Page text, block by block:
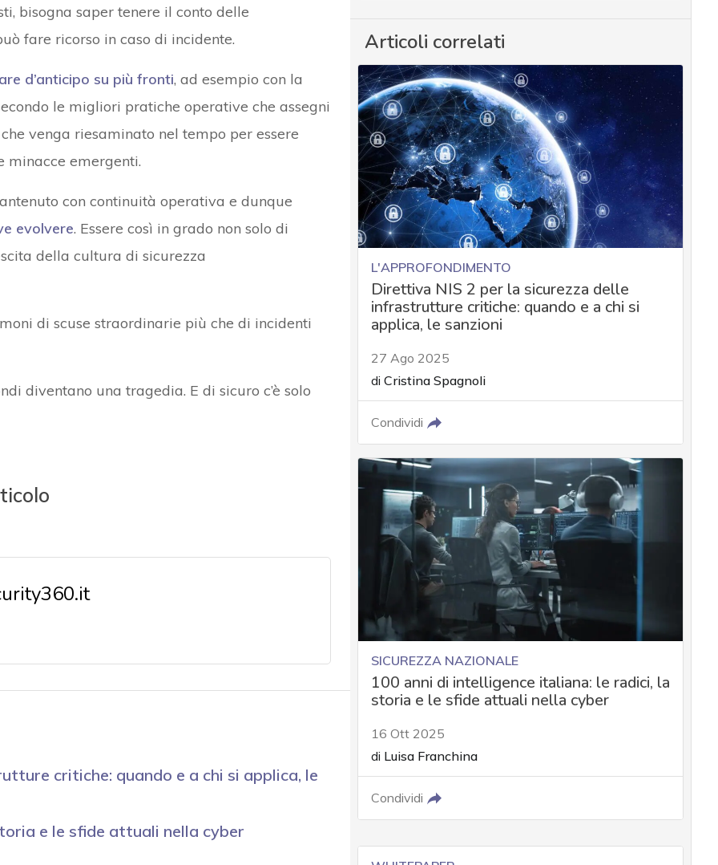
bisogna saper tenere il conto delle
fare ricorso in caso di incidente.
d’anticipo su più fronti, ad esempio con la
le migliori pratiche operative che assegni
venga riesaminato nel tempo per essere
minacce emergenti.
con continuità operativa e dunque
evolvere. Essere così in grado non solo di
della cultura di sicurezza
di scuse straordinarie più che di incidenti
diventano una tragedia. E di sicuro c’è solo
critiche: quando e a chi si applica, le
e le sfide attuali nella cyber
Articoli correlati
L'APPROFONDIMENTO
Direttiva NIS 2 per la sicurezza delle
infrastrutture critiche: quando e a chi si
applica, le sanzioni
27 Ago 2025
di Cristina Spagnoli
Condividi
SICUREZZA NAZIONALE
100 anni di intelligence italiana: le radici, la
storia e le sfide attuali nella cyber
16 Ott 2025
di Luisa Franchina
Condividi